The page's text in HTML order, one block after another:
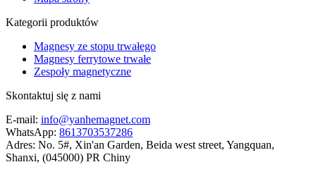
Kategorii produktów
Magnesy ze stopu trwałego
Magnesy ferrytowe trwałe
Zespoły magnetyczne
Skontaktuj się z nami
E-mail: info@yanhemagnet.com
WhatsApp: 8613703537286
Adres: No. 5#, Xin'an Garden, Beida west street, Yangquan,
Shanxi, (045000) PR Chiny